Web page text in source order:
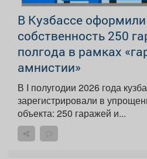
В Кузбассе
собственность 250
полгода в рамках
амнистии»
В I полугодии 2026 года
зарегистрировали в
объекта: 250 гаражей и...